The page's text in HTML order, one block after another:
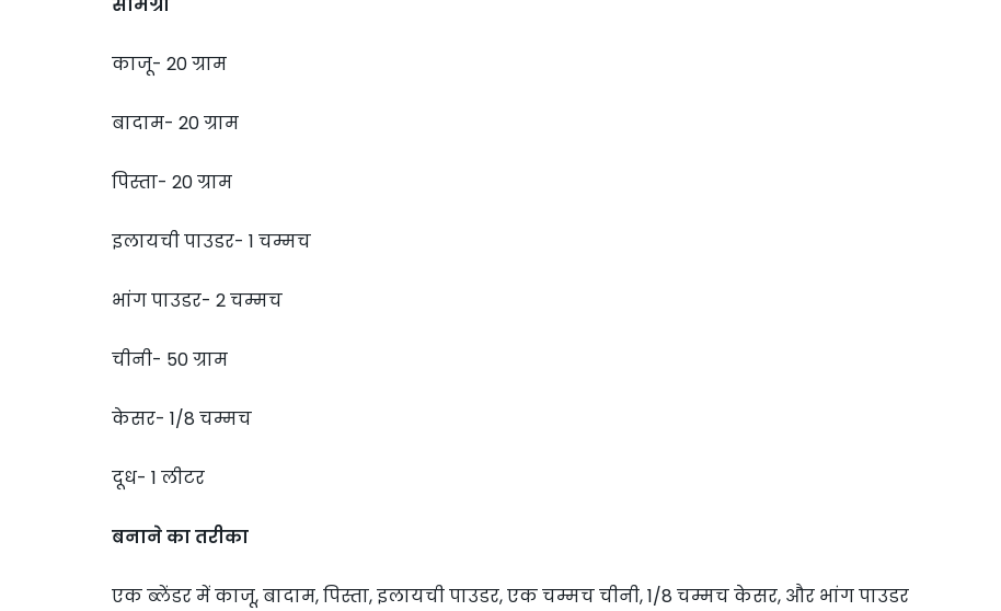
काजू- 20 ग्राम
बादाम- 20 ग्राम
पिस्ता- 20 ग्राम
इलायची पाउडर- 1 चम्मच
भांग पाउडर- 2 चम्मच
चीनी- 50 ग्राम
केसर- 1/8 चम्मच
दूध- 1 लीटर
बनाने का तरीका
एक ब्लेंडर में काजू, बादाम, पिस्ता, इलायची पाउडर, एक चम्मच चीनी, 1/8 चम्मच केसर, और भांग पाउडर